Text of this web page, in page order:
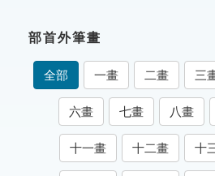
成語故事
索引選單
知識索引
單字索引
部首外筆畫
全部 一畫 二畫 三
六畫 七畫 八畫
十一畫 十二畫 十